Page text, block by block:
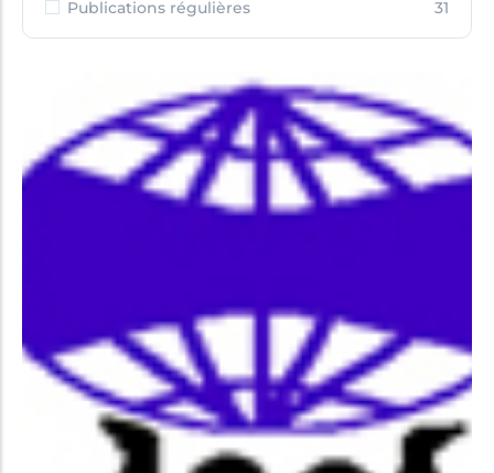
Publications régulières 31